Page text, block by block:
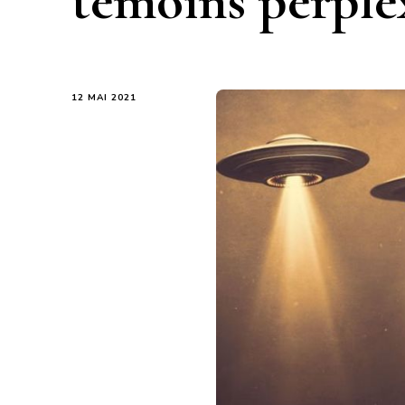
12 MAI 2021